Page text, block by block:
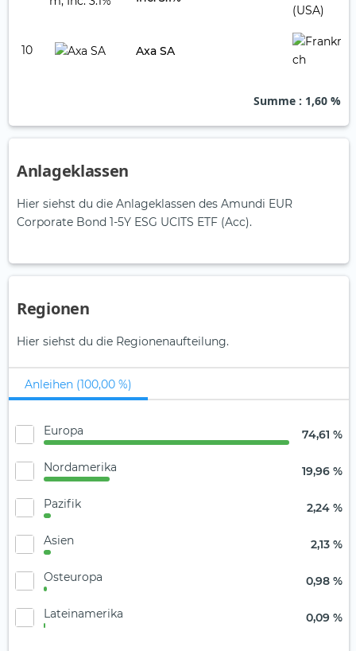
10 Axa SA
Summe : 1,60 %
Anlageklassen
Hier siehst du die Anlageklassen des Amundi EUR
Corporate Bond 1-5Y ESG UCITS ETF (Acc).
Regionen
Hier siehst du die Regionenaufteilung.
Anleihen (100,00 %)
Europa 74,61 %
Nordamerika 19,96 %
Pazifik 2,24 %
Asien 2,13 %
Osteuropa 0,98 %
Lateinamerika 0,09 %